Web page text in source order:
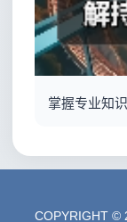
掌握专业知
COPYRIGHT ©